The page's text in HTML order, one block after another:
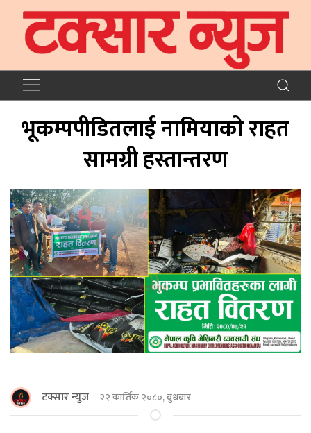
भूकम्पपीडितलाई नामियाको राहत
सामग्री हस्तान्तरण
टक्सार न्युज २२ कार्तिक २०८०, बुधबार